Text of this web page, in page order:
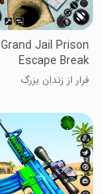
Grand Jail Prison
Escape Break
فرار از زندان بزرگ